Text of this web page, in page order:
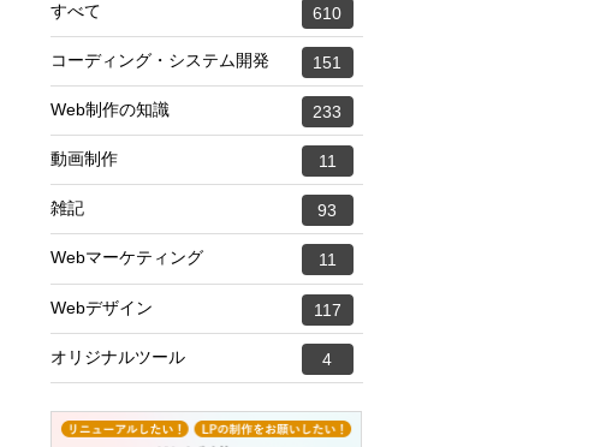
すべて 610
コーディング・システム開発 151
Web制作の知識 233
動画制作 11
雑記 93
Webマーケティング 11
Webデザイン 117
オリジナルツール 4